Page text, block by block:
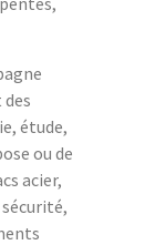
étude,
ou de
acier,